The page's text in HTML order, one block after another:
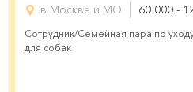
в Москве и МО 60 000 -
Сотрудник/Семейная пара по
для собак